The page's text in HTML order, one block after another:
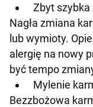
Zbyt
Nagła zmiana
lub wymioty.
alergię na nowy
być tempo
Mylenie
Bezzbożowa